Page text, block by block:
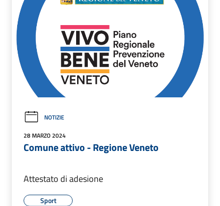
NOTIZIE
28 MARZO 2024
Comune attivo - Regione Veneto
Attestato di adesione
Sport